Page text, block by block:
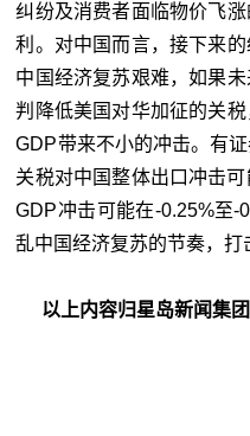
纠纷及消费者面临物价飞
利。对中国而言，接下来
中国经济复苏艰难，如果
判降低美国对华加征的关
GDP带来不小的冲击。有
关税对中国整体出口冲击
GDP冲击可能在-0.25%至-
乱中国经济复苏的节奏，打
以上内容归星岛新闻集